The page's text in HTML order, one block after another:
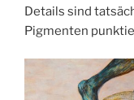
Details sind
Pigmenten